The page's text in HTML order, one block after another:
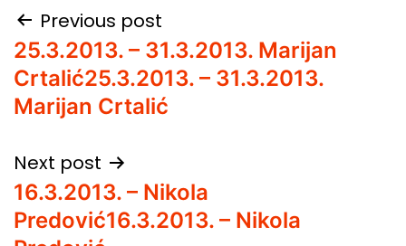
Post
navigation
Previous post
25.3.2013. – 31.3.2013. Marijan
Crtalić25.3.2013. – 31.3.2013.
Marijan Crtalić
Next post
16.3.2013. – Nikola
Predović16.3.2013. – Nikola